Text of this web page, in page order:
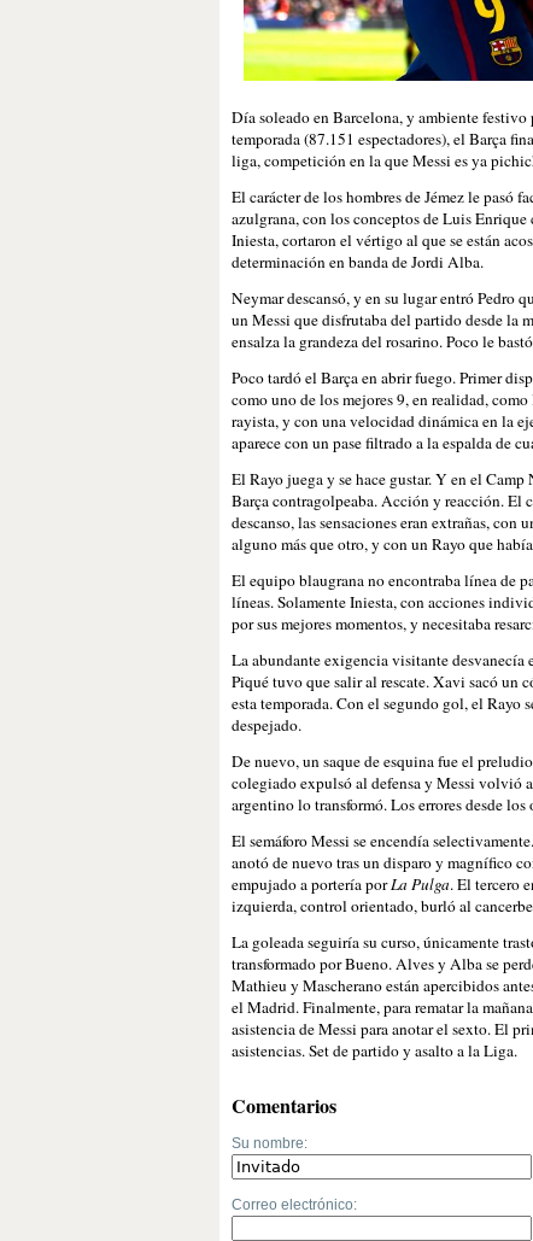
Día soleado en Barcelona, y ambiente
temporada (87.151 espectadores), el Barça
liga, competición en la que Messi es ya
El carácter de los hombres de Jémez le
azulgrana, con los conceptos de Luis Enrique
Iniesta, cortaron el vértigo al que se están
determinación en banda de Jordi Alba.
Neymar descansó, y en su lugar entró Pedro
un Messi que disfrutaba del partido desde la
ensalza la grandeza del rosarino. Poco le
Poco tardó el Barça en abrir fuego. Primer
como uno de los mejores 9, en realidad,
rayista, y con una velocidad dinámica en la
aparece con un pase filtrado a la espalda de
El Rayo juega y se hace gustar. Y en el
Barça contragolpeaba. Acción y reacción. El
descanso, las sensaciones eran extrañas, con
alguno más que otro, y con un Rayo que
El equipo blaugrana no encontraba línea de
líneas. Solamente Iniesta, con acciones
por sus mejores momentos, y necesitaba
La abundante exigencia visitante desvanecía
Piqué tuvo que salir al rescate. Xavi sacó un
esta temporada. Con el segundo gol, el Rayo
despejado.
De nuevo, un saque de esquina fue el
colegiado expulsó al defensa y Messi volvió
argentino lo transformó. Los errores desde los
El semáforo Messi se encendía
anotó de nuevo tras un disparo y magnífico
empujado a portería porLa Pulga. El tercero
izquierda, control orientado, burló al
La goleada seguiría su curso, únicamente
transformado por Bueno. Alves y Alba se
Mathieu y Mascherano están apercibidos
el Madrid. Finalmente, para rematar la
asistencia de Messi para anotar el sexto. El
asistencias. Set de partido y asalto a la Liga.
Comentarios
Su nombre:
Correo electrónico: